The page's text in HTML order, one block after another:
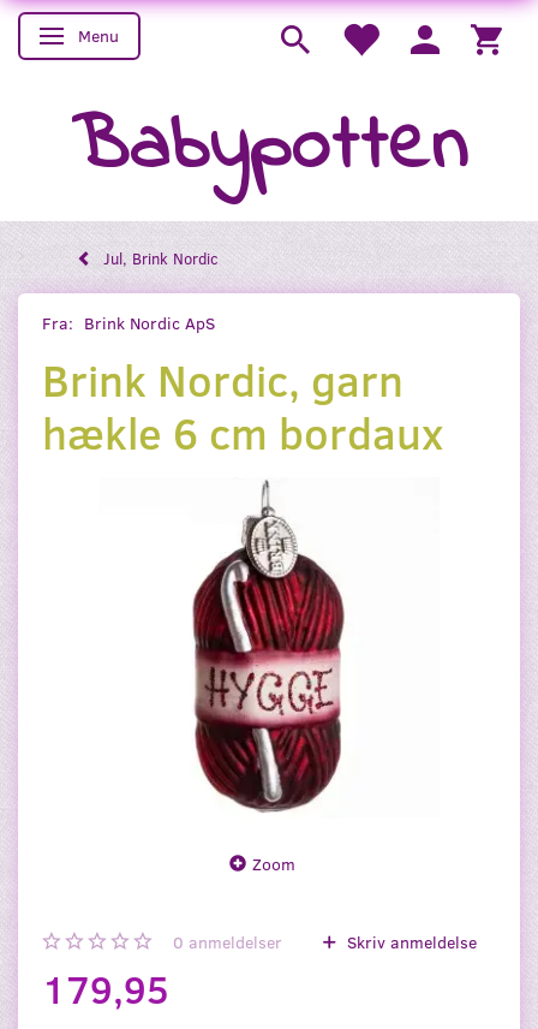
Skifte navigation
Menu
Babypotten
Jul, Brink Nordic
Fra: Brink Nordic ApS
Brink Nordic, garn
hækle 6 cm bordaux
Zoom
0 anmeldelser Skriv anmeldelse
179,95